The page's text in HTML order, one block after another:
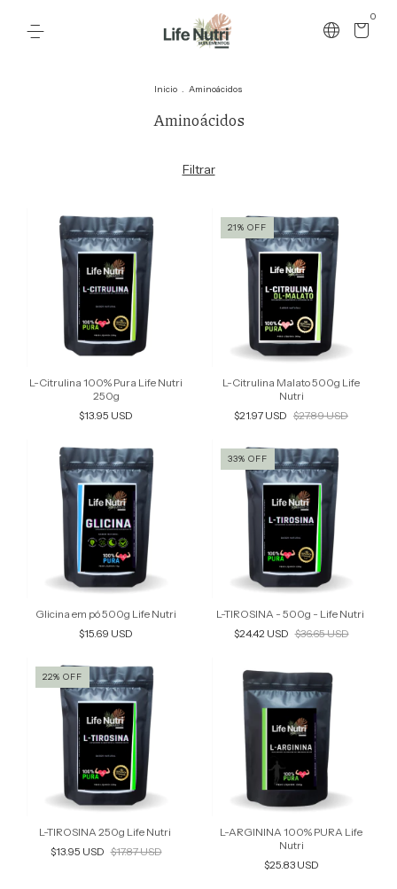
0
Inicio . Aminoácidos
Aminoácidos
Filtrar
L-Citrulina 100% Pura Life Nutri
250g
$13.95 USD
21% OFF
L-Citrulina Malato 500g Life
Nutri
$21.97 USD $27.89 USD
Glicina em pó 500g Life Nutri
$15.69 USD
33% OFF
L-TIROSINA - 500g - Life Nutri
$24.42 USD $36.65 USD
22% OFF
L-TIROSINA 250g Life Nutri
$13.95 USD $17.87 USD
L-ARGININA 100% PURA Life
Nutri
$25.83 USD